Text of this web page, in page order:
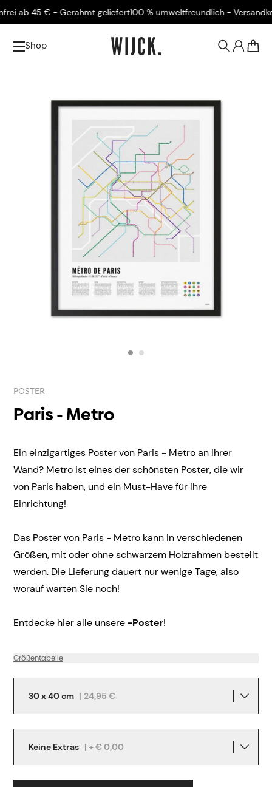
ab 45 € - Gerahmt geliefert100 % umweltfreundlich -
Shop
POSTER
Paris - Metro
Ein einzigartiges Poster von Paris - Metro an Ihrer
Wand? Metro ist eines der schönsten Poster, die wir
von Paris haben, und ein Must-Have für Ihre
Einrichtung!
Das Poster von Paris - Metro kann in verschiedenen
Größen, mit oder ohne schwarzem Holzrahmen bestellt
werden. Die Lieferung dauert nur wenige Tage, also
worauf warten Sie noch!
Entdecke hier alle unsere-Poster!
Größentabelle
30 x 40 cm | 24,95 €
Keine Extras | + € 0,00